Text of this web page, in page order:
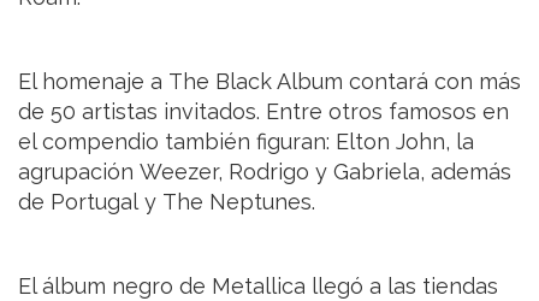
El homenaje a The Black Album contará con más
de 50 artistas invitados. Entre otros famosos en
el compendio también figuran: Elton John, la
agrupación Weezer, Rodrigo y Gabriela, además
de Portugal y The Neptunes.
El álbum negro de Metallica llegó a las tiendas